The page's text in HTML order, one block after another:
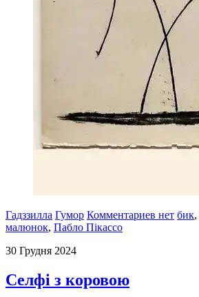
Гадззилла Гумор Комментариев нет бик,
малюнок, Пабло Пікассо
30 Грудня 2024
Селфі з коровою